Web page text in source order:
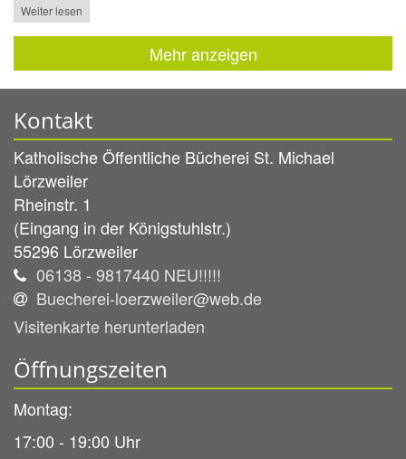
Weiter lesen
Mehr anzeigen
Kontakt
Katholische Öffentliche Bücherei St. Michael
Lörzweiler
Rheinstr. 1
(Eingang in der Königstuhlstr.)
55296 Lörzweiler
06138 - 9817440 NEU!!!!!
Buecherei-loerzweiler@web.de
Visitenkarte herunterladen
Öffnungszeiten
Montag:
17:00 - 19:00 Uhr